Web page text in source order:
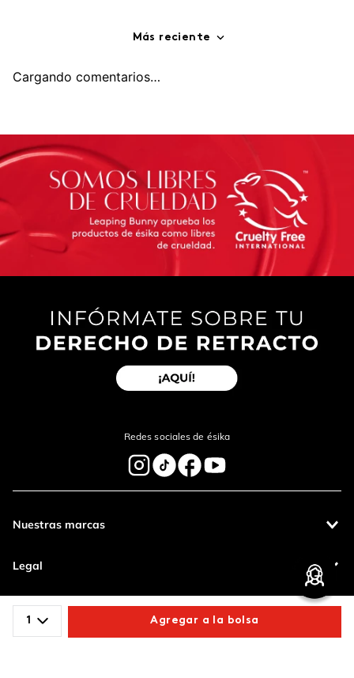
1 Agregar a la bolsa
Más reciente
Cargando comentarios…
Redes sociales de ésika
Nuestras marcas
Legal
Contáctanos